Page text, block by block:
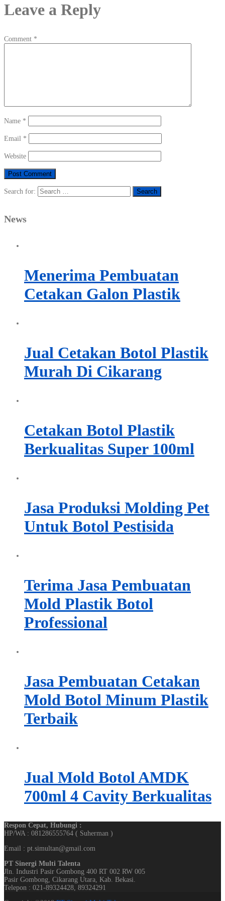
Leave a Reply
Comment *
Name *
Email *
Website
Search for:
News
Menerima Pembuatan
Cetakan Galon Plastik
Jual Cetakan Botol Plastik
Murah Di Cikarang
Cetakan Botol Plastik
Berkualitas Super 100ml
Jasa Produksi Molding Pet
Untuk Botol Pestisida
Terima Jasa Pembuatan
Mold Plastik Botol
Professional
Jasa Pembuatan Cetakan
Mold Botol Minum Plastik
Terbaik
Jual Mold Botol AMDK
700ml 4 Cavity Berkualitas
Respon Cepat, Hubungi :
HP/WA : 081286555764 ( Suherman )
Email : pt.simultan@gmail.com
PT Sinergi Multi Talenta
Jln. Industri Pasir Gombong 400 RT 002 RW 005
Pasir Gombong, Cikarang Utara, Kab. Bekasi.
Telepon : 021-89324428, 89324291